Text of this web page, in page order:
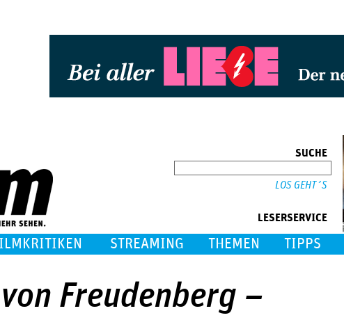
SUCHE
LESERSERVICE
STREAMING THEMEN TIPPS
Freudenberg –